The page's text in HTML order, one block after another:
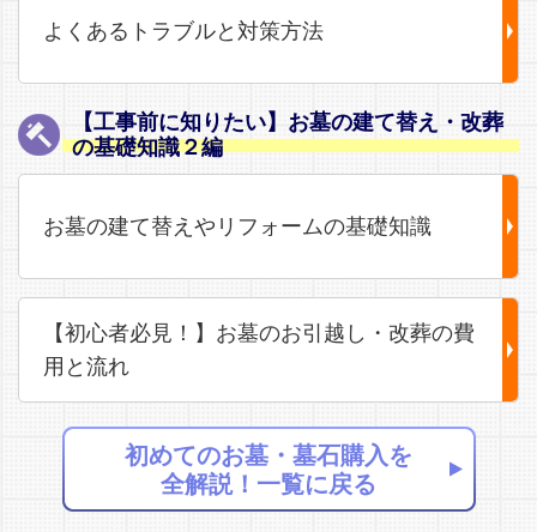
よくあるトラブルと対策方法
【工事前に知りたい】お墓の建て替え・改葬
の基礎知識２編
お墓の建て替えやリフォームの基礎知識
【初心者必見！】お墓のお引越し・改葬の費
用と流れ
初めてのお墓・墓石購入を
全解説！一覧に戻る